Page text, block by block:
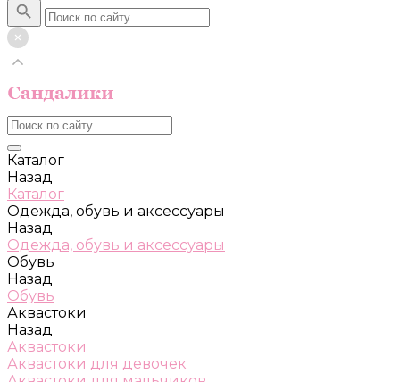
Каталог
Назад
Каталог
Одежда, обувь и аксессуары
Назад
Одежда, обувь и аксессуары
Обувь
Назад
Обувь
Аквастоки
Назад
Аквастоки
Аквастоки для девочек